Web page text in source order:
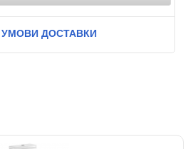
УМОВИ ДОСТАВКИ